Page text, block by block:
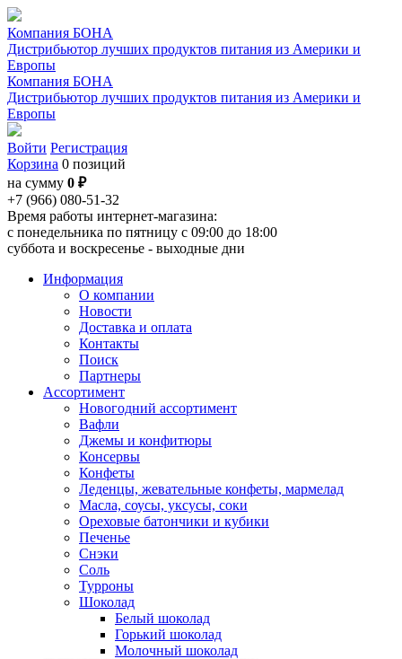
Компания БОНА
Дистрибьютор лучших продуктов питания из Америки и
Европы
Компания БОНА
Дистрибьютор лучших продуктов питания из Америки и
Европы
Войти Регистрация
Корзина 0 позиций
на сумму 0 ₽
+7 (966) 080-51-32
Время работы интернет-магазина:
с понедельника по пятницу с 09:00 до 18:00
суббота и воскресенье - выходные дни
Информация
О компании
Новости
Доставка и оплата
Контакты
Поиск
Партнеры
Ассортимент
Новогодний ассортимент
Вафли
Джемы и конфитюры
Консервы
Конфеты
Леденцы, жевательные конфеты, мармелад
Масла, соусы, уксусы, соки
Ореховые батончики и кубики
Печенье
Снэки
Соль
Турроны
Шоколад
Белый шоколад
Горький шоколад
Молочный шоколад